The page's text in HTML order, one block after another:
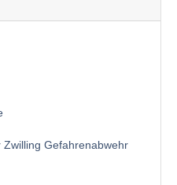
Gefahrenabwehr